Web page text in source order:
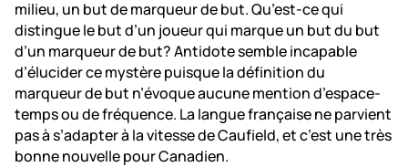
milieu, un but de marqueur de but. Qu’est-ce qui
distingue le but d’un joueur qui marque un but du but
d’un marqueur de but? Antidote semble incapable
d’élucider ce mystère puisque la définition du
marqueur de but n’évoque aucune mention d’espace-
temps ou de fréquence. La langue française ne parvient
pas à s’adapter à la vitesse de Caufield, et c’est une très
bonne nouvelle pour Canadien.